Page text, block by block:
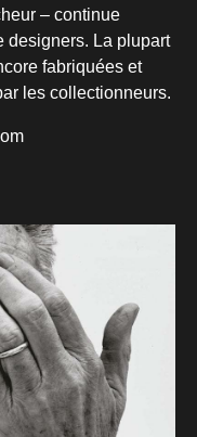
– continue
designers. La plupart
fabriquées et
les collectionneurs.